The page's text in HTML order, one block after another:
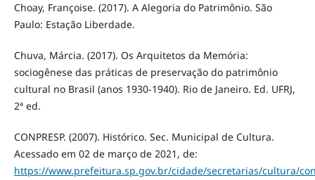
Choay, Françoise. (2017). A Alegoria do Patrimônio. São
Paulo: Estação Liberdade.
Chuva, Márcia. (2017). Os Arquitetos da Memória:
sociogênese das práticas de preservação do patrimônio
cultural no Brasil (anos 1930-1940). Rio de Janeiro. Ed. UFRJ,
2ª ed.
CONPRESP. (2007). Histórico. Sec. Municipal de Cultura.
Acessado em 02 de março de 2021, de:
https://www.prefeitura.sp.gov.br/cidade/secretarias/cultura/